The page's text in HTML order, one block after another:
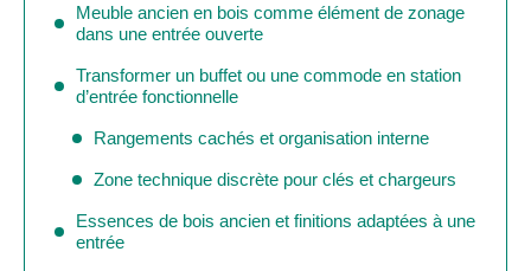
Meuble ancien en bois comme élément de zonage
dans une entrée ouverte
Transformer un buffet ou une commode en station
d’entrée fonctionnelle
Rangements cachés et organisation interne
Zone technique discrète pour clés et chargeurs
Essences de bois ancien et finitions adaptées à une
entrée